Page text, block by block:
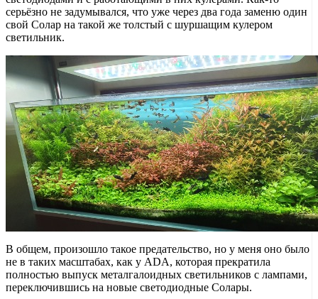
серьёзно не задумывался, что уже через два года заменю один
свой Солар на такой же толстый с шуршащим кулером
светильник.
В общем, произошло такое предательство, но у меня оно было
не в таких масштабах, как у ADA, которая прекратила
полностью выпуск металгалоидных светильников с лампами,
переключившись на новые светодиодные Солары.